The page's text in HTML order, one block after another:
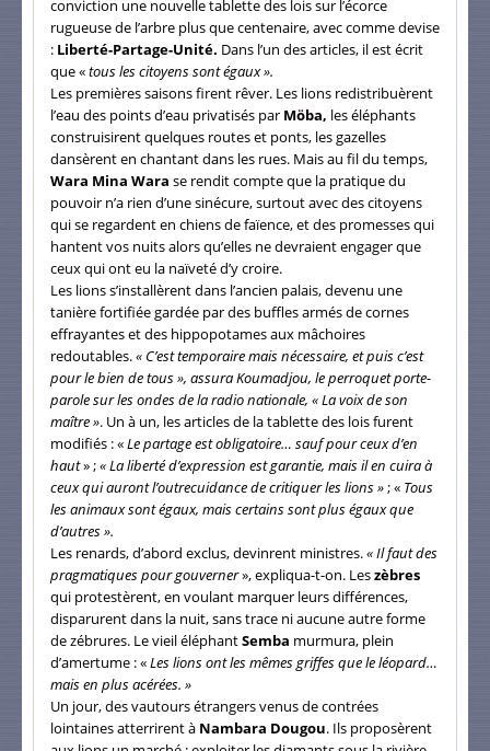
conviction une nouvelle tablette des lois sur l’écorce
rugueuse de l’arbre plus que centenaire, avec comme devise
: Liberté-Partage-Unité. Dans l’un des articles, il est écrit
que «tous les citoyens sont égaux ».
Les premières saisons firent rêver. Les lions redistribuèrent
l’eau des points d’eau privatisés par Möba, les éléphants
construisirent quelques routes et ponts, les gazelles
dansèrent en chantant dans les rues. Mais au fil du temps,
Wara Mina Wara se rendit compte que la pratique du
pouvoir n’a rien d’une sinécure, surtout avec des citoyens
qui se regardent en chiens de faïence, et des promesses qui
hantent vos nuits alors qu’elles ne devraient engager que
ceux qui ont eu la naïveté d’y croire.
Les lions s’installèrent dans l’ancien palais, devenu une
tanière fortifiée gardée par des buffles armés de cornes
effrayantes et des hippopotames aux mâchoires
redoutables.« C’est temporaire mais nécessaire, et puis c’est
pour le bien de tous », assura Koumadjou, le perroquet porte-
parole sur les ondes de la radio nationale, « La voix de son
maître ». Un à un, les articles de la tablette des lois furent
modifiés : «Le partage est obligatoire… sauf pour ceux d’en
haut» ;« La liberté d’expression est garantie, mais il en cuira à
ceux qui auront l’outrecuidance de critiquer les lions »; « Tous
les animaux sont égaux, mais certains sont plus égaux que
d’autres ».
Les renards, d’abord exclus, devinrent ministres.« Il faut des
pragmatiques pour gouverner», expliqua-t-on. Leszèbres
qui protestèrent, en voulant marquer leurs différences,
disparurent dans la nuit, sans trace ni aucune autre forme
de zébrures. Le vieil éléphantSemba murmura, plein
d’amertume : «Les lions ont les mêmes griffes que le léopard…
mais en plus acérées. »
Un jour, des vautours étrangers venus de contrées
lointaines atterrirent à Nambara Dougou. Ils proposèrent